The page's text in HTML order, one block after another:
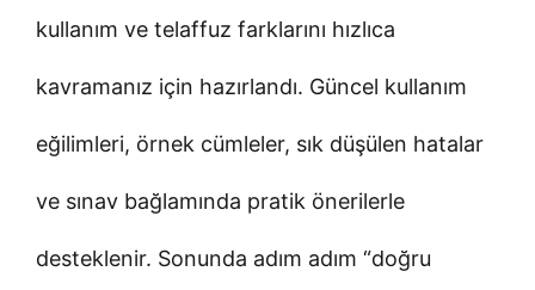
kullanım ve telaffuz farklarını hızlıca
kavramanız için hazırlandı. Güncel kullanım
eğilimleri, örnek cümleler, sık düşülen hatalar
ve sınav bağlamında pratik önerilerle
desteklenir. Sonunda adım adım “doğru